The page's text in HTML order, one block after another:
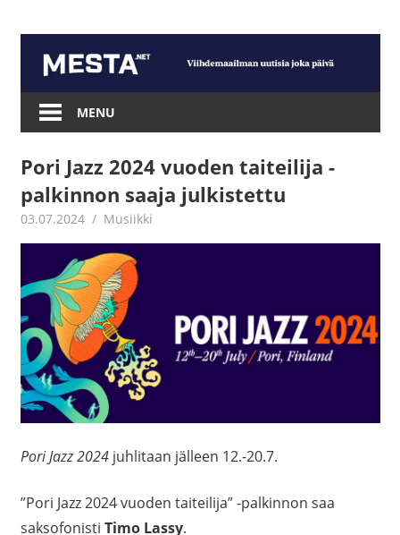
content
Mesta.net
MENU
Pori Jazz 2024 vuoden taiteilija -
palkinnon saaja julkistettu
03.07.2024 Juha Kaunisto
Musiikki
Pori Jazz 2024juhlitaan jälleen 12.-20.7.
”Pori Jazz 2024 vuoden taiteilija” -palkinnon saa
saksofonisti Timo Lassy.